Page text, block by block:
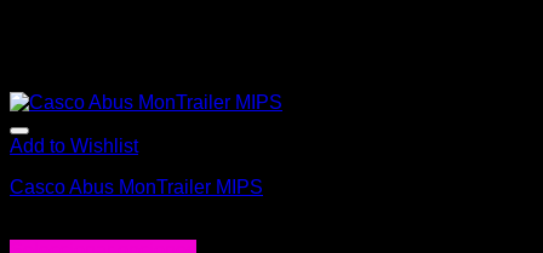
Add to Wishlist
Casco Abus MonTrailer MIPS